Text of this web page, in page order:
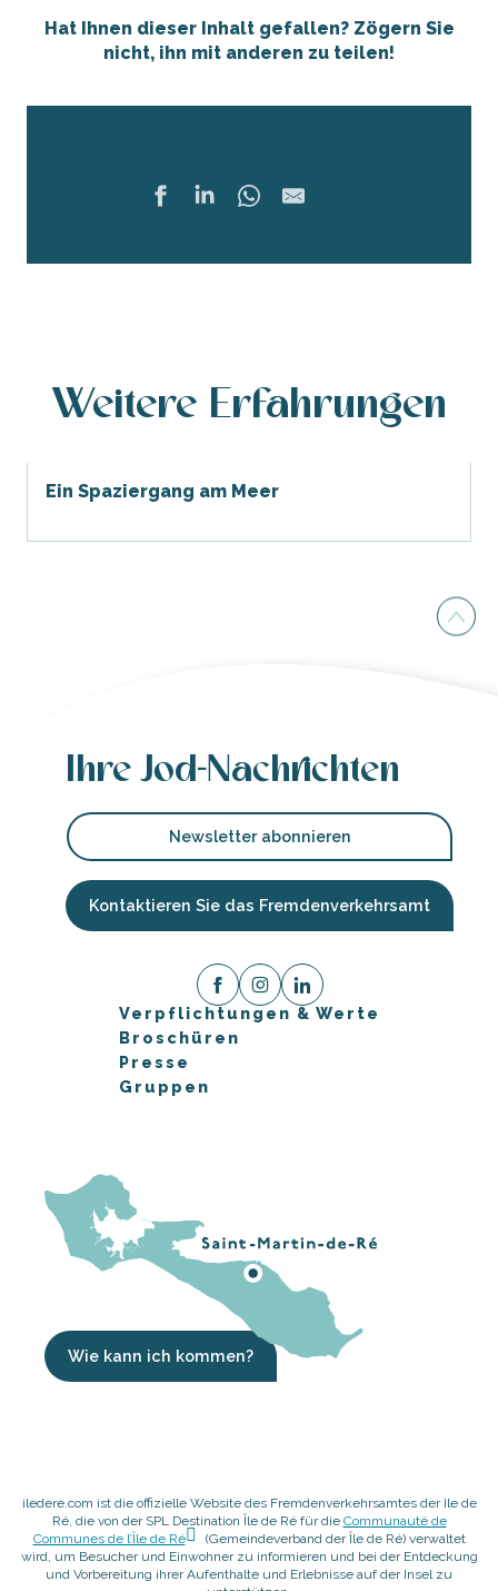
Hat Ihnen dieser Inhalt gefallen? Zögern Sie
nicht, ihn mit anderen zu teilen!
Weitere Erfahrungen
Ein Spaziergang am Meer
Ihre Jod-Nachrichten
Newsletter abonnieren
Kontaktieren Sie das Fremdenverkehrsamt
Verpflichtungen & Werte
Broschüren
Presse
Gruppen
Wie kann ich kommen?
iledere.com ist die offizielle Website des Fremdenverkehrsamtes der Ile de
Ré, die von der SPL Destination Île de Ré für die Communauté de
Communes de l’Île de Ré
(Gemeindeverband der Île de Ré) verwaltet
wird, um Besucher und Einwohner zu informieren und bei der Entdeckung
und Vorbereitung ihrer Aufenthalte und Erlebnisse auf der Insel zu